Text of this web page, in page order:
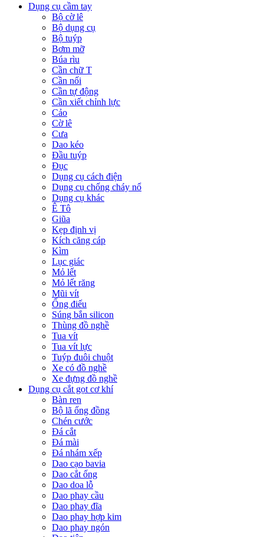
Dụng cụ cầm tay
Bộ cờ lê
Bộ dụng cụ
Bộ tuýp
Bơm mỡ
Búa rìu
Cần chữ T
Cần nối
Cần tự động
Cần xiết chỉnh lực
Cảo
Cờ lê
Cưa
Dao kéo
Đầu tuýp
Đục
Dụng cụ cách điện
Dụng cụ chống cháy nổ
Dụng cụ khác
Ê Tô
Giũa
Kẹp định vị
Kích căng cáp
Kìm
Lục giác
Mỏ lết
Mỏ lết răng
Mũi vít
Ống điếu
Súng bắn silicon
Thùng đồ nghề
Tua vít
Tua vít lực
Tuýp đuôi chuột
Xe có đồ nghề
Xe đựng đồ nghề
Dụng cụ cắt gọt cơ khí
Bàn ren
Bộ lã ống đồng
Chén cước
Đá cắt
Đá mài
Đá nhám xếp
Dao cạo bavia
Dao cắt ống
Dao doa lỗ
Dao phay cầu
Dao phay đĩa
Dao phay hợp kim
Dao phay ngón